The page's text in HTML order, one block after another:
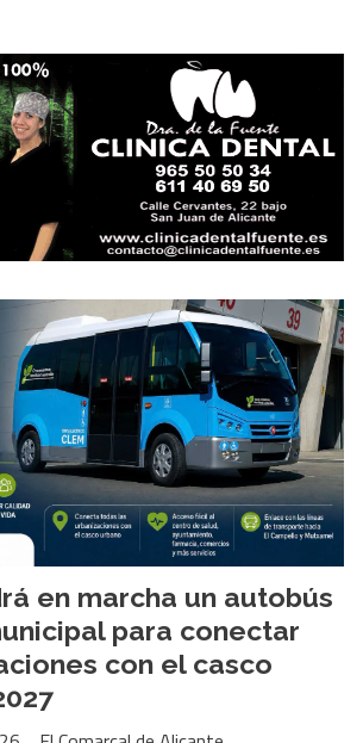
en marcha un autobús
para conectar
con el casco